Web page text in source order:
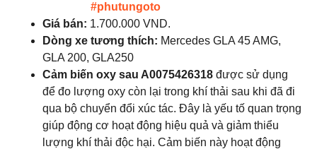
#phutungoto
Giá bán: 1.700.000 VND.
Dòng xe tương thích: Mercedes GLA 45 AMG,
GLA 200, GLA250
Cảm biến oxy sau A0075426318 được sử dụng
để đo lượng oxy còn lại trong khí thải sau khi đã đi
qua bộ chuyển đổi xúc tác. Đây là yếu tố quan trọng
giúp động cơ hoạt động hiệu quả và giảm thiểu
lượng khí thải độc hại. Cảm biến này hoạt động